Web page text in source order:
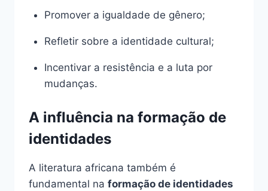
Promover a igualdade de gênero;
Refletir sobre a identidade cultural;
Incentivar a resistência e a luta por
mudanças.
A influência na formação de
identidades
A literatura africana também é
fundamental na formação de identidades